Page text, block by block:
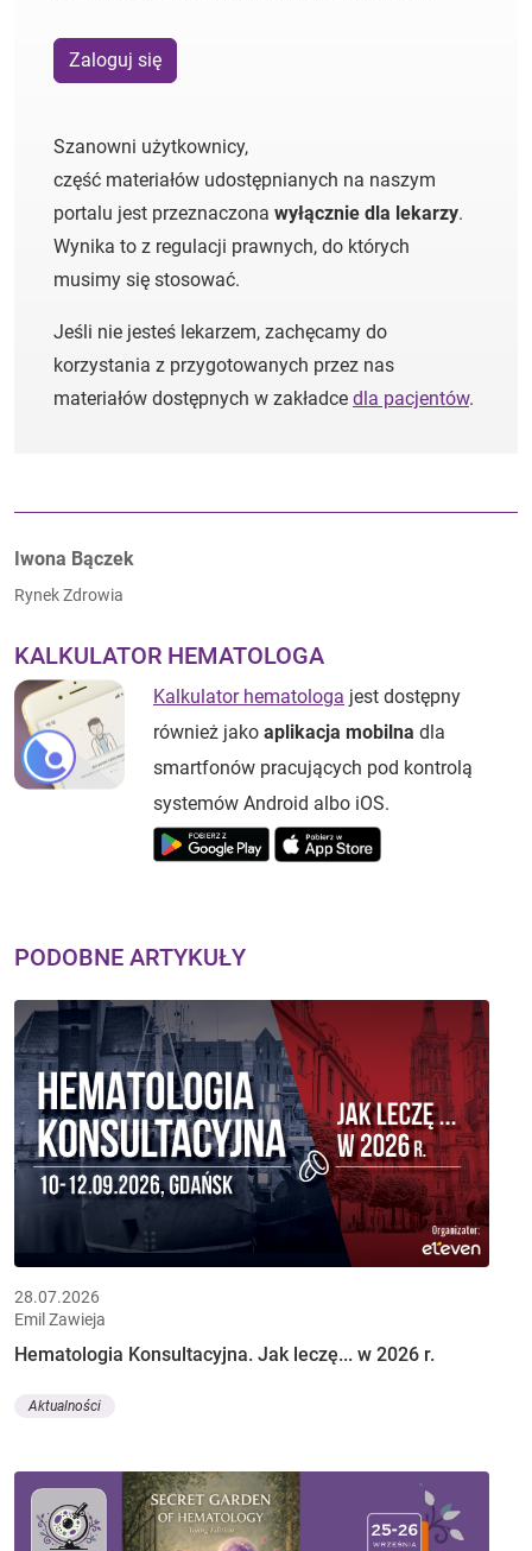
Zaloguj się
Szanowni użytkownicy,
część materiałów udostępnianych na naszym
portalu jest przeznaczona wyłącznie dla lekarzy.
Wynika to z regulacji prawnych, do których
musimy się stosować.
Jeśli nie jesteś lekarzem, zachęcamy do
korzystania z przygotowanych przez nas
materiałów dostępnych w zakładce dla pacjentów.
Autorzy:
Iwona Bączek
Rynek Zdrowia
KALKULATOR HEMATOLOGA
Kalkulator hematologa jest dostępny
również jako aplikacja mobilna dla
smartfonów pracujących pod kontrolą
systemów Android albo iOS.
PODOBNE ARTYKUŁY
28.07.2026
Emil Zawieja
Hematologia Konsultacyjna. Jak leczę... w 2026 r.
Aktualności